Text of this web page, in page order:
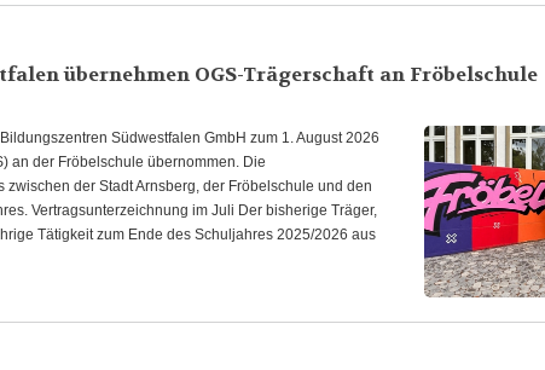
übernehmen OGS-Trägerschaft an Fröbelschule
Südwestfalen GmbH zum 1. August 2026
an der Fröbelschule übernommen. Die
der Stadt Arnsberg, der Fröbelschule und den
Vertragsunterzeichnung im Juli Der bisherige Träger,
Tätigkeit zum Ende des Schuljahres 2025/2026 aus